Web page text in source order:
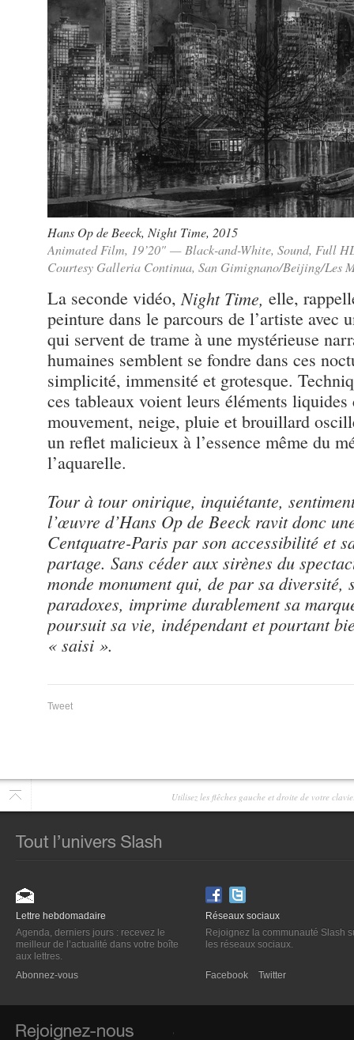
Hans Op de Beeck, Night Time, 2015
Animated Film, 19’20" — Black-and-White, Sound, Full
Courtesy Galleria Continua, San Gimignano/Beijing/Les
La seconde vidéo, Night Time, elle,
peinture dans le parcours de l’artiste avec
qui servent de trame à une mystérieuse
humaines semblent se fondre dans ces
simplicité, immensité et grotesque.
ces tableaux voient leurs éléments liquides
mouvement, neige, pluie et brouillard
un reflet malicieux à l’essence même du
l’aquarelle.
Tour à tour onirique, inquiétante,
l’œuvre d’Hans Op de Beeck ravit donc
Centquatre-Paris par son accessibilité et
partage. Sans céder aux sirènes du
monde monument qui, de par sa diversité,
paradoxes, imprime durablement sa
poursuit sa vie, indépendant et pourtant
« saisi ».
Tweet
Utilisez les flêches gauche et droite de votre
Lettre hebdomadaire
Agenda, derniers jours : recevez le
meilleur de l’actualité dans votre boîte
aux lettres.
Abonnez-vous
Réseaux sociaux
Rejoignez la communauté Slash
les réseaux sociaux.
Facebook Twitter